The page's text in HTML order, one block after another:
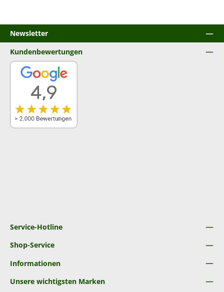
Newsletter
Service-Hotline
Shop-Service
Informationen
Unsere wichtigsten Marken
Kundenbewertungen